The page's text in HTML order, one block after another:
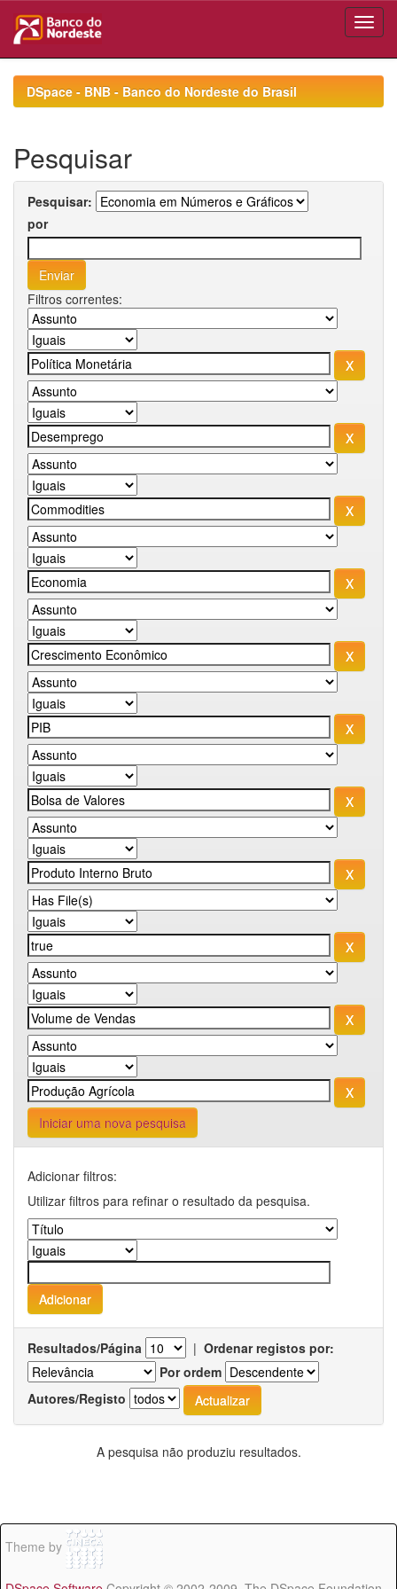
navigationDSpace - BNB - Banco do Nordeste do Brasil
Pesquisar
Pesquisar:
por
Filtros correntes:
Iniciar uma nova pesquisa
Adicionar filtros:
Utilizar filtros para refinar o resultado da pesquisa.
Resultados/Página | Ordenar registos por:
Por ordem
Autores/Registo
A pesquisa não produziu resultados.
Theme by